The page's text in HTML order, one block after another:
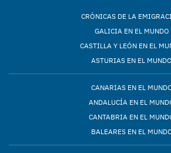
CRÓNICAS DE LA
GALICIA EN EL MUNDO
CASTILLA Y LEÓN EN EL
ASTURIAS EN EL MUNDO
CANARIAS EN EL
ANDALUCÍA EN EL
CANTABRIA EN EL
BALEARES EN EL